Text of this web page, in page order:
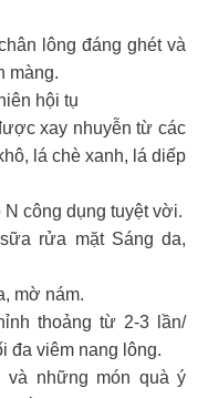
lông đáng ghét và
màng.
hội tụ
xay nhuyễn từ các
lá chè xanh, lá diếp
công dụng tuyệt vời.
rửa mặt Sáng da,
mờ nám.
thoảng từ 2-3 lần/
đa viêm nang lông.
và những món quà ý